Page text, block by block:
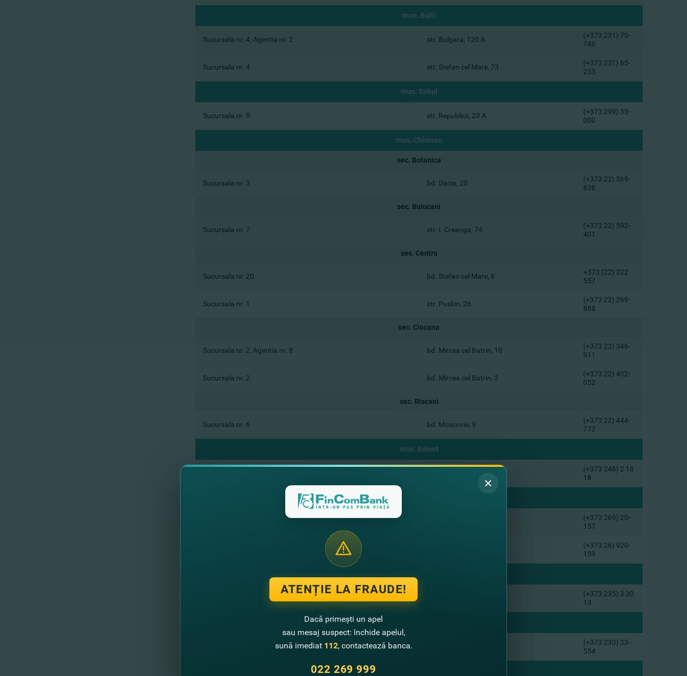
mun. Balti
Sucursala nr. 4, Agentia nr. 2 str. Bulgara, 120 A
(+373 231) 70-
746
Sucursala nr. 4 str. Stefan cel Mare, 73
(+373 231) 65-
233
mun. Cahul
Sucursala nr. 8 str. Republicii, 20 A
(+373 299) 33-
000
mun. Chisinau
sec. Botanica
Sucursala nr. 3 bd. Dacia, 20
(+373 22) 569-
626
sec. Buiucani
Sucursala nr. 7 str. I. Creanga, 74
(+373 22) 592-
401
sec. Centru
Sucursala nr. 20 bd. Stefan cel Mare, 6
+373 (22) 222
557
Sucursala nr. 1 str. Puskin, 26
(+373 22) 269-
888
sec. Ciocana
Sucursala nr. 2, Agentia nr. 8 bd. Mircea cel Batrin, 10
(+373 22) 346-
911
Sucursala nr. 2 bd. Mircea cel Batrin, 3
(+373 22) 402-
052
sec. Riscani
Sucursala nr. 6 bd. Moscovei, 9
(+373 22) 444-
772
mun. Edinet
(+373 246) 2 18
18
(+373 269) 20-
157
(+373 26) 920-
159
(+373 235) 3 30
13
(+373 230) 33-
554
ATENȚIE LA FRAUDE!
Dacă primești un apel
sau mesaj suspect: închide apelul,
sună imediat 112, contactează banca.
022 269 999